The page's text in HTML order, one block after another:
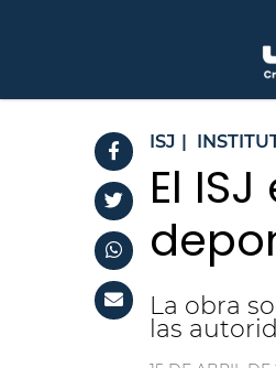
ISJ |
El
La obra
las